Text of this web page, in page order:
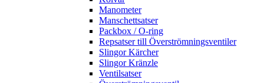
Manometer
Manschettsatser
Packbox / O-ring
Repsatser till Överströmningsventiler
Slingor Kärcher
Slingor Kränzle
Ventilsatser